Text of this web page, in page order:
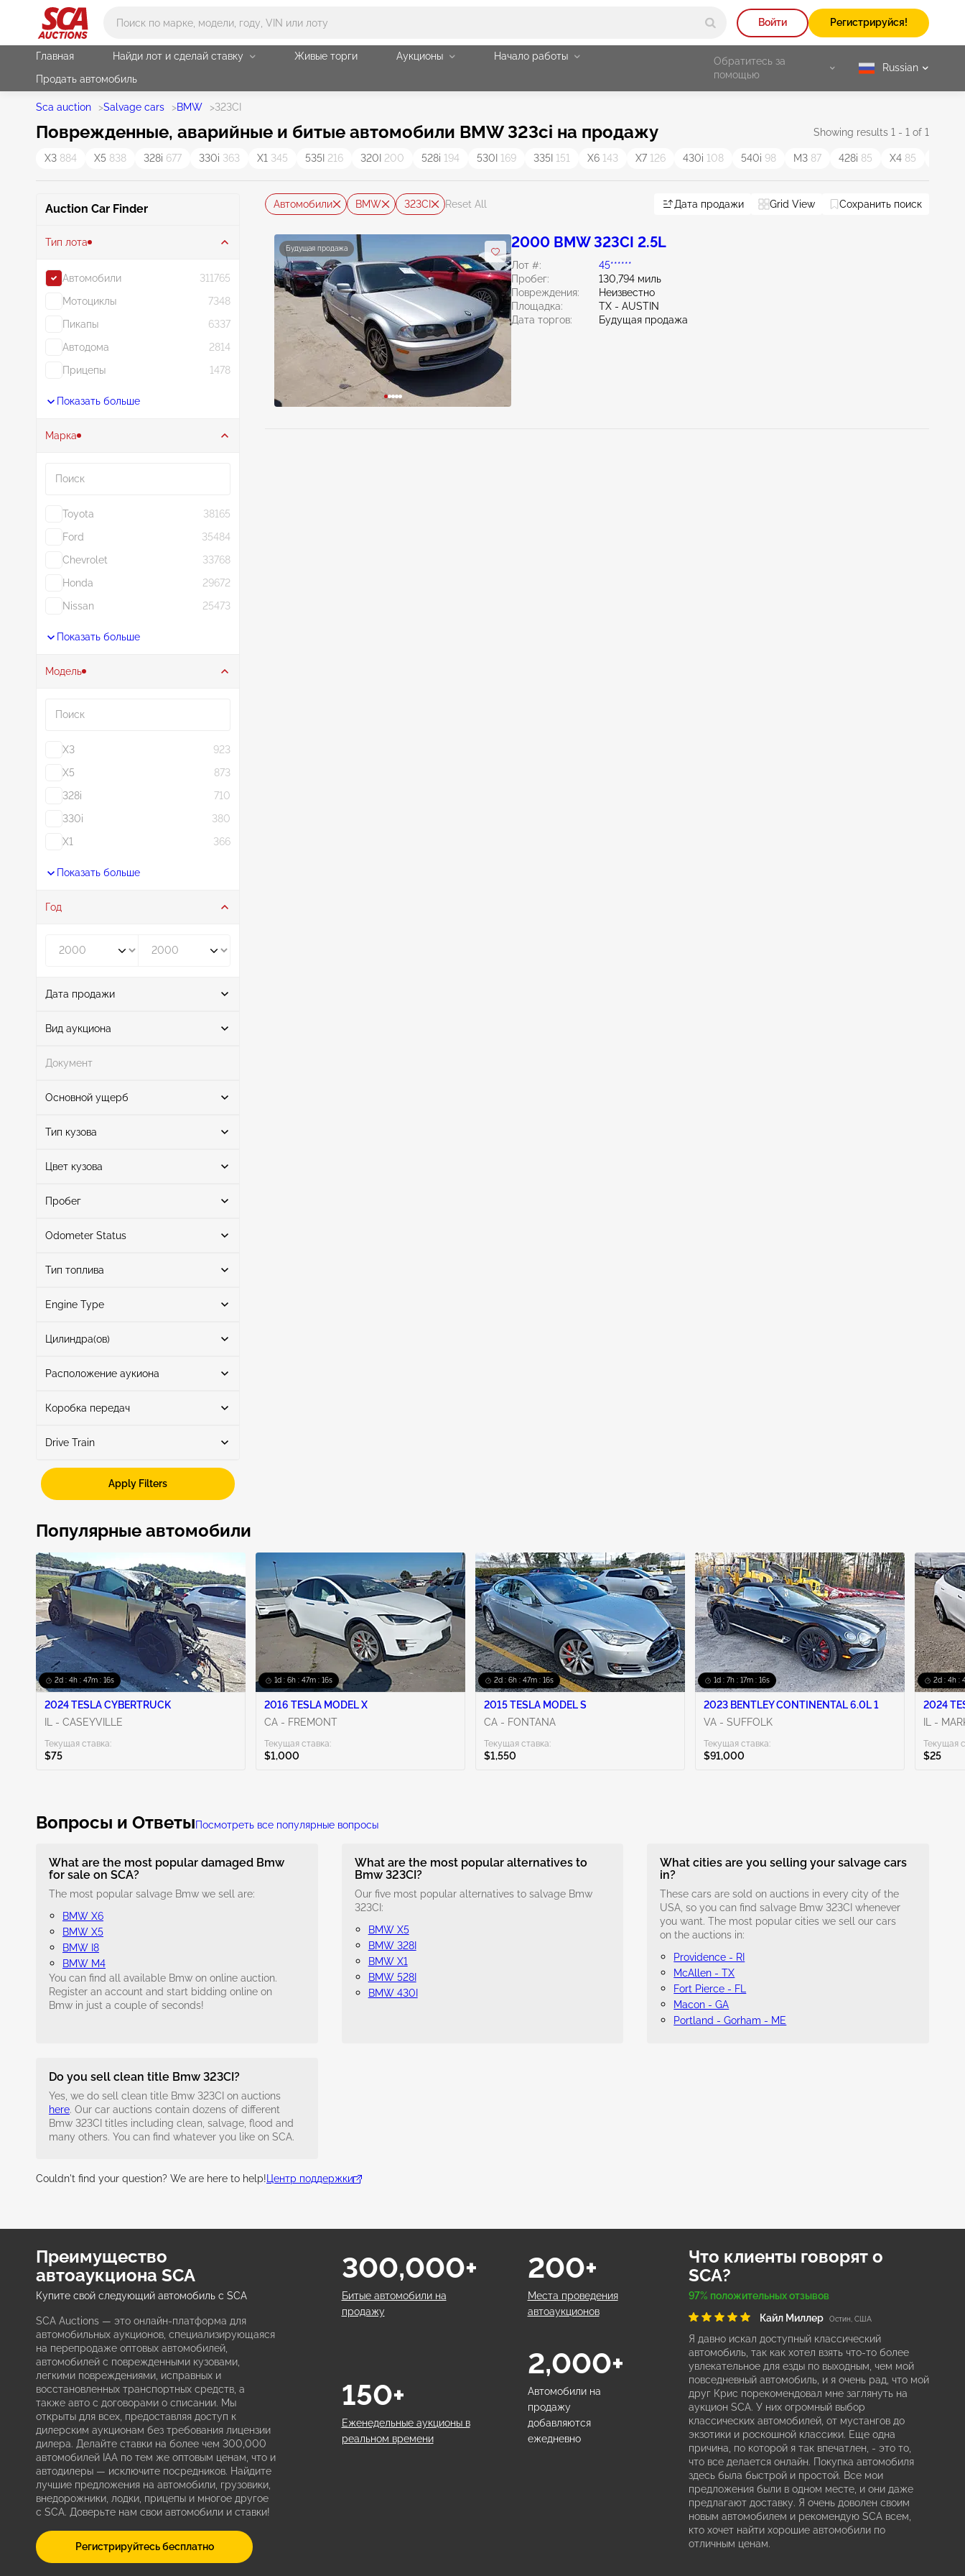
Войти Регистрируйся!
Главная Найди лот и сделай ставку Живые торги Аукционы
Начало работы
Продать автомобиль
Обратитесь за
помощью
selected
Russian
Sca auction >Salvage cars >BMW >323CI
Поврежденные, аварийные и битые автомобили BMW 323ci на продажу Showing results 1 - 1 of 1
X3 884 X5 838 328i 677 330i 363 X1 345 535I 216 320I 200 528i 194 530I 169 335I 151 X6 143 X7 126 430i 108 540i 98 M3 87 428i 85 X4 85
Auction Car Finder
Тип лота
Автомобили
311765
Мотоциклы
7348
Пикапы
6337
Автодома
2814
Прицепы
1478
Показать больше
Марка
Toyota
38165
Ford
35484
Chevrolet
33768
Honda
29672
Nissan
25473
Показать больше
Модель
X3
923
X5
873
328i
710
330i
380
X1
366
Показать больше
Год
Дата продажи
От
Вид аукциона
Аукцион
Документ
Основной ущерб
Неизвестно
Тип кузова
Купе 1
Цвет кузова
Пробег
Odometer Status
актуальный 1
Тип топлива
бензин 1
Engine Type
Цилиндра(ов)
6 1
Расположение аукиона
Поиск
1
Коробка передач
Автоматическая 1
Drive Train
Apply Filters
Автомобили BMW 323CI Reset All Дата продажи Grid View Сохранить поиск
Будущая продажа 2000 BMW 323CI 2.5L
Лот #:
45******
Пробег:
130,794 миль
Повреждения:
Неизвестно
Площадка:
TX - AUSTIN
Дата торгов:
Будущая продажа
Популярные автомобили
2d : 4h : 47m : 16s
2024 TESLA CYBERTRUCK
IL - CASEYVILLE
Текущая ставка:
$75
1d : 6h : 47m : 16s
2016 TESLA MODEL X
CA - FREMONT
Текущая ставка:
$1,000
2d : 6h : 47m : 16s
2015 TESLA MODEL S
CA - FONTANA
Текущая ставка:
$1,550
1d : 7h : 17m : 16s
2023 BENTLEY CONTINENTAL 6.0L 1
VA - SUFFOLK
Текущая ставка:
$91,000
2d : 4h :
2024
IL -
Текущая
$25
Вопросы и ОтветыПосмотреть все популярные вопросы
What are the most popular damaged Bmw
for sale on SCA?
The most popular salvage Bmw we sell are:
BMW X6
BMW X5
BMW I8
BMW M4
You can find all available Bmw on online auction.
Register an account and start bidding online on
Bmw in just a couple of seconds!
What are the most popular alternatives to
Bmw 323CI?
Our five most popular alternatives to salvage Bmw
323CI:
BMW X5
BMW 328I
BMW X1
BMW 528I
BMW 430I
What cities are you selling your salvage cars
in?
These cars are sold on auctions in every city of the
USA, so you can find salvage Bmw 323CI whenever
you want. The most popular cities we sell our cars
on the auctions in:
Providence - RI
McAllen - TX
Fort Pierce - FL
Macon - GA
Portland - Gorham - ME
Do you sell clean title Bmw 323CI?
Yes, we do sell clean title Bmw 323CI on auctions
here. Our car auctions contain dozens of different
Bmw 323CI titles including clean, salvage, flood and
many others. You can find whatever you like on SCA.
Couldn't find your question? We are here to help! Центр поддержки
Преимущество
автоаукциона SCA
Купите свой следующий автомобиль с SCA
SCA Auctions — это онлайн-платформа для
автомобильных аукционов, специализирующаяся
на перепродаже оптовых автомобилей,
автомобилей с поврежденными кузовами,
легкими повреждениями, исправных и
восстановленных транспортных средств, а
также авто с договорами о списании. Мы
открыты для всех, предоставляя доступ к
дилерским аукционам без требования лицензии
дилера. Делайте ставки на более чем 300,000
автомобилей IAA по тем же оптовым ценам, что и
автодилеры — исключите посредников. Найдите
лучшие предложения на автомобили, грузовики,
внедорожники, лодки, прицепы и многое другое
с SCA. Доверьте нам свои автомобили и ставки!
Регистрируйтесь бесплатно
Битые автомобили на
продажу
300,000+
Места проведения
автоаукционов
200+
Еженедельные аукционы в
реальном времени
150+
Автомобили на
продажу
добавляются
ежедневно
2,000+
Что клиенты говорят о
SCA?
97% положительных отзывов
Кайл Миллер
Остин, США
Я давно искал доступный классический
автомобиль, так как хотел взять что-то более
увлекательное для езды по выходным, чем мой
повседневный автомобиль, и я очень рад, что мой
друг Крис порекомендовал мне заглянуть на
аукцион SCA. У них огромный выбор
классических автомобилей, от мустангов до
экзотики и роскошной классики. Еще одна
причина, по которой я так впечатлен, - это то,
что все делается онлайн. Покупка автомобиля
здесь была быстрой и простой. Все мои
предложения были в одном месте, и они даже
предлагают доставку. Я очень доволен своим
новым автомобилем и рекомендую SCA всем,
кто хочет найти хорошие автомобили по
отличным ценам.